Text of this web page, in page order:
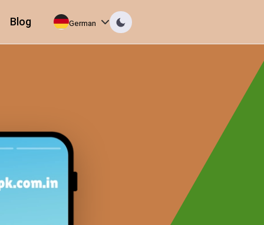
Blog German